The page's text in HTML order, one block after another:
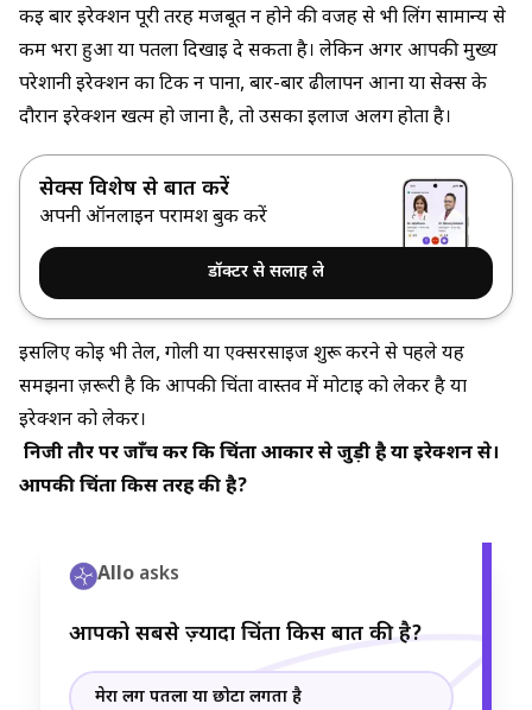
कई बार इरेक्शन पूरी तरह मजबूत न होने की वजह से भी लिंग सामान्य से
कम भरा हुआ या पतला दिखाई दे सकता है। लेकिन अगर आपकी मुख्य
परेशानी इरेक्शन का टिक न पाना, बार-बार ढीलापन आना या सेक्स के
दौरान इरेक्शन खत्म हो जाना है, तो उसका इलाज अलग होता है।
सेक्स विशेषज्ञ से बात करें
अपनी ऑनलाइन परामर्श बुक करें
डॉक्टर से सलाह ले
इसलिए कोई भी तेल, गोली या एक्सरसाइज शुरू करने से पहले यह
समझना ज़रूरी है कि आपकी चिंता वास्तव में मोटाई को लेकर है या
इरेक्शन को लेकर।
निजी तौर पर जाँच करें कि चिंता आकार से जुड़ी है या इरेक्शन से।
आपकी चिंता किस तरह की है?
Allo asks
आपको सबसे ज़्यादा चिंता किस बात की है?
मेरा लिंग पतला या छोटा लगता है